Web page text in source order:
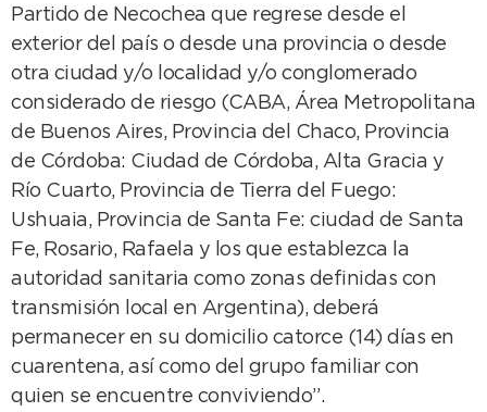
Partido de Necochea que regrese desde el
exterior del país o desde una provincia o desde
otra ciudad y/o localidad y/o conglomerado
considerado de riesgo (CABA, Área Metropolitana
de Buenos Aires, Provincia del Chaco, Provincia
de Córdoba: Ciudad de Córdoba, Alta Gracia y
Río Cuarto, Provincia de Tierra del Fuego:
Ushuaia, Provincia de Santa Fe: ciudad de Santa
Fe, Rosario, Rafaela y los que establezca la
autoridad sanitaria como zonas definidas con
transmisión local en Argentina), deberá
permanecer en su domicilio catorce (14) días en
cuarentena, así como del grupo familiar con
quien se encuentre conviviendo”.